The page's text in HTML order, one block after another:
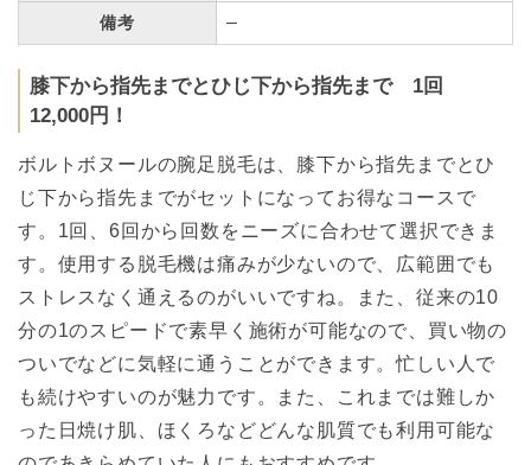
備考 –
膝下から指先までとひじ下から指先まで 1回
12,000円！
ボルトボヌールの腕足脱毛は、膝下から指先までとひ
じ下から指先までがセットになってお得なコースで
す。1回、6回から回数をニーズに合わせて選択できま
す。使用する脱毛機は痛みが少ないので、広範囲でも
ストレスなく通えるのがいいですね。また、従来の10
分の1のスピードで素早く施術が可能なので、買い物の
ついでなどに気軽に通うことができます。忙しい人で
も続けやすいのが魅力です。また、これまでは難しか
った日焼け肌、ほくろなどどんな肌質でも利用可能な